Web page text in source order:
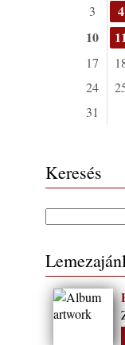
3
4
10
17
24
31
Keresés